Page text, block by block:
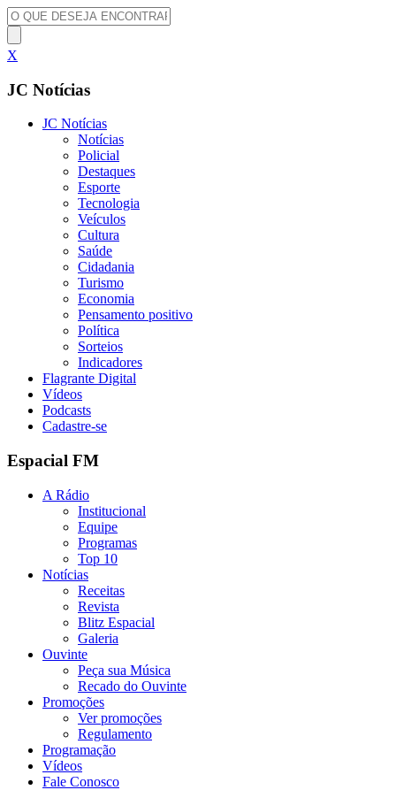
X
JC Notícias
JC Notícias
Notícias
Policial
Destaques
Esporte
Tecnologia
Veículos
Cultura
Saúde
Cidadania
Turismo
Economia
Pensamento positivo
Política
Sorteios
Indicadores
Flagrante Digital
Vídeos
Podcasts
Cadastre-se
Espacial FM
A Rádio
Institucional
Equipe
Programas
Top 10
Notícias
Receitas
Revista
Blitz Espacial
Galeria
Ouvinte
Peça sua Música
Recado do Ouvinte
Promoções
Ver promoções
Regulamento
Programação
Vídeos
Fale Conosco